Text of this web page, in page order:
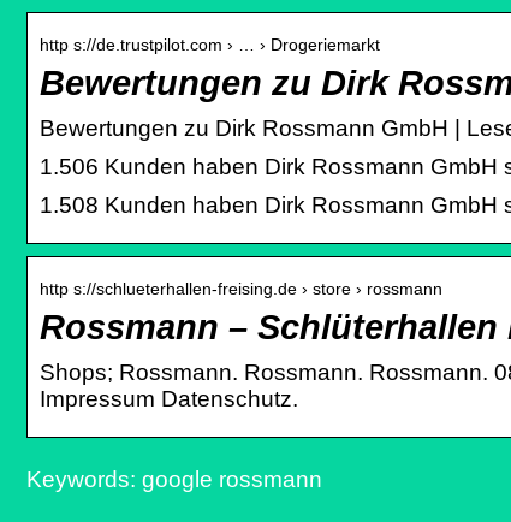
http s://de.trustpilot.com › … › Drogeriemarkt
Bewertungen zu Dirk
Bewertungen zu Dirk Rossmann GmbH |
1.506 Kunden haben Dirk Rossmann
1.508 Kunden haben Dirk Rossmann
http s://schlueterhallen-freising.de › store › rossmann
Rossmann – Schlüterhallen
Shops; Rossmann. Rossmann. Rossmann.
Impressum Datenschutz.
Keywords: google rossmann